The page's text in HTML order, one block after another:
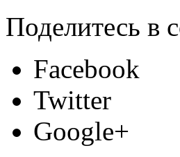
Поделитесь в
Facebook
Twitter
Google+